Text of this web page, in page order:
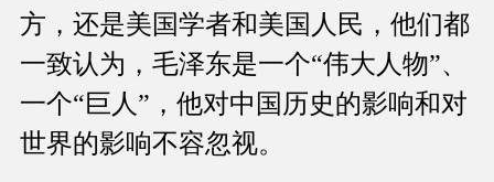
方，还是美国学者和美国人民，他们都
一致认为，毛泽东是一个“伟大人物”、
一个“巨人”，他对中国历史的影响和对
世界的影响不容忽视。